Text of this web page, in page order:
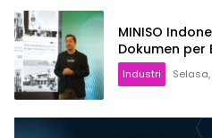
MINISO
Dokumen per
Industri